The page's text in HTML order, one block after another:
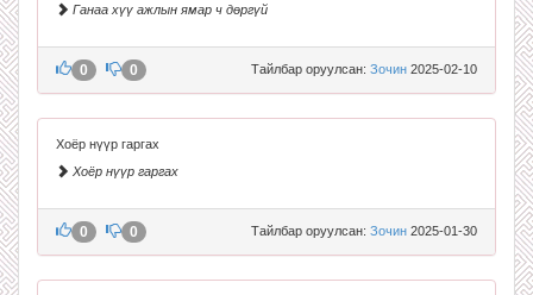
Ганаа хүү ажлын ямар ч дөргүй
Тайлбар оруулсан: Зочин 2025-02-10
0 0
Хоёр нүүр гаргах
Хоёр нүүр гаргах
Тайлбар оруулсан: Зочин 2025-01-30
0 0